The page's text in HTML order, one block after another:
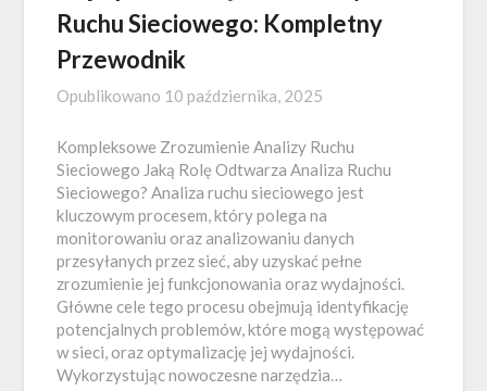
Ruchu Sieciowego: Kompletny
Przewodnik
Opublikowano 10 października, 2025
Kompleksowe Zrozumienie Analizy Ruchu
Sieciowego Jaką Rolę Odtwarza Analiza Ruchu
Sieciowego? Analiza ruchu sieciowego jest
kluczowym procesem, który polega na
monitorowaniu oraz analizowaniu danych
przesyłanych przez sieć, aby uzyskać pełne
zrozumienie jej funkcjonowania oraz wydajności.
Główne cele tego procesu obejmują identyfikację
potencjalnych problemów, które mogą występować
w sieci, oraz optymalizację jej wydajności.
Wykorzystując nowoczesne narzędzia…